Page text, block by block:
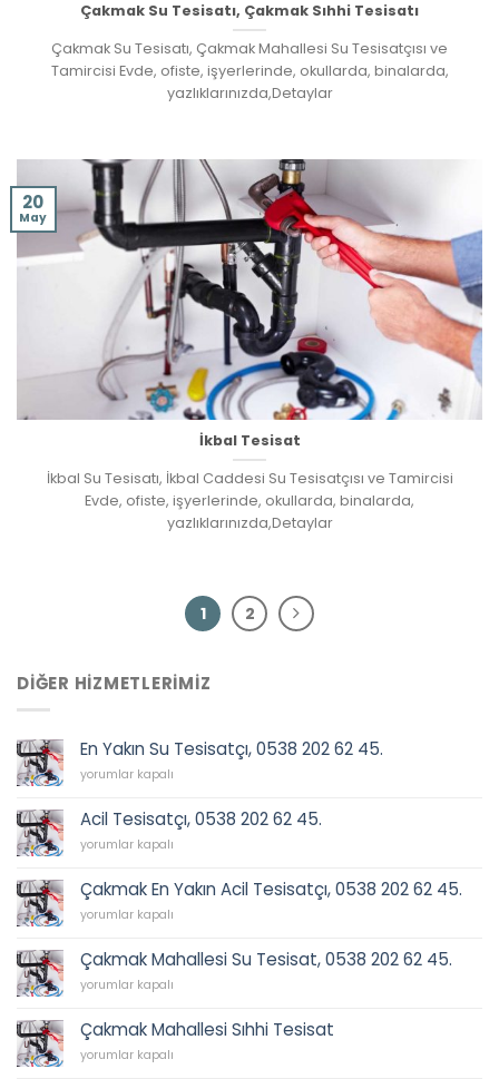
Çakmak Su Tesisatı, Çakmak Sıhhi Tesisatı
Çakmak Su Tesisatı, Çakmak Mahallesi Su Tesisatçısı ve
Tamircisi Evde, ofiste, işyerlerinde, okullarda, binalarda,
yazlıklarınızda,Detaylar
İkbal Tesisat
İkbal Su Tesisatı, İkbal Caddesi Su Tesisatçısı ve Tamircisi
Evde, ofiste, işyerlerinde, okullarda, binalarda,
yazlıklarınızda,Detaylar
20
May
1 2
DIĞER HIZMETLERIMIZ
En Yakın Su Tesisatçı, 0538 202 62 45.
En
Tesisatçı,
0538
62
45.
için
yorumlar kapalı
Acil Tesisatçı, 0538 202 62 45.
Acil
0538
202
62
için
yorumlar kapalı
Çakmak En Yakın Acil Tesisatçı, 0538 202 62 45.
Çakmak
Yakın
Acil
Tesisatçı,
202
62
45.
yorumlar kapalı
Çakmak Mahallesi Su Tesisat, 0538 202 62 45.
Çakmak
Tesisat,
0538
yorumlar kapalı
Çakmak Mahallesi Sıhhi Tesisat
Çakmak
yorumlar kapalı